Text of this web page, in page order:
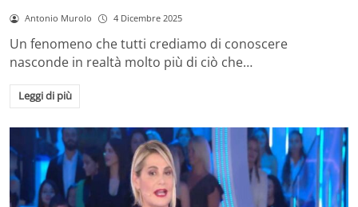
Antonio Murolo 4 Dicembre 2025
Un fenomeno che tutti crediamo di conoscere
nasconde in realtà molto più di ciò che…
Leggi di più